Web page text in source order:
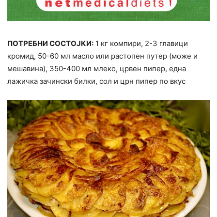
ПОТРЕБНИ СОСТОЈКИ: 1 кг компири, 2-3 главици
кромид, 50-60 мл масло или растопен путер (може и
мешавина), 350-400 мл млеко, црвен пипер, една
лажичка зачински билки, сол и црн пипер по вкус